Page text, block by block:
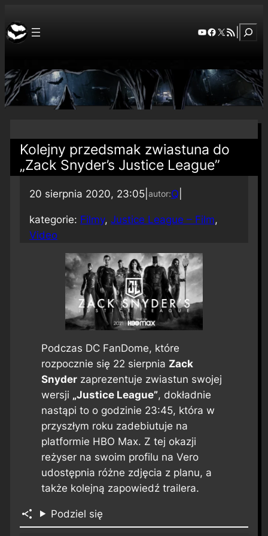
YouTube
Facebook
X RSS Feed
Kolejny przedsmak zwiastuna do
„Zack Snyder’s Justice League”
20 sierpnia 2020, 23:05| autor:Q
kategorie: Filmy, Justice League – Film
Video
Podczas DC FanDome, które
rozpocznie się 22 sierpnia Zack
Snyderzaprezentuje zwiastun swojej
wersji „Justice League”, dokładnie
nastąpi to o godzinie 23:45, która w
przyszłym roku zadebiutuje na
platformie HBO Max. Z tej okazji
reżyser na swoim profilu na Vero
udostępnia różne zdjęcia z planu, a
także kolejną zapowiedź trailera.
Podziel się